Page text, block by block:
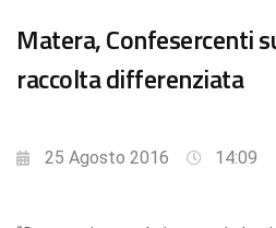
Matera, Confesercenti
raccolta differenziata
25 Agosto 2016 14:09